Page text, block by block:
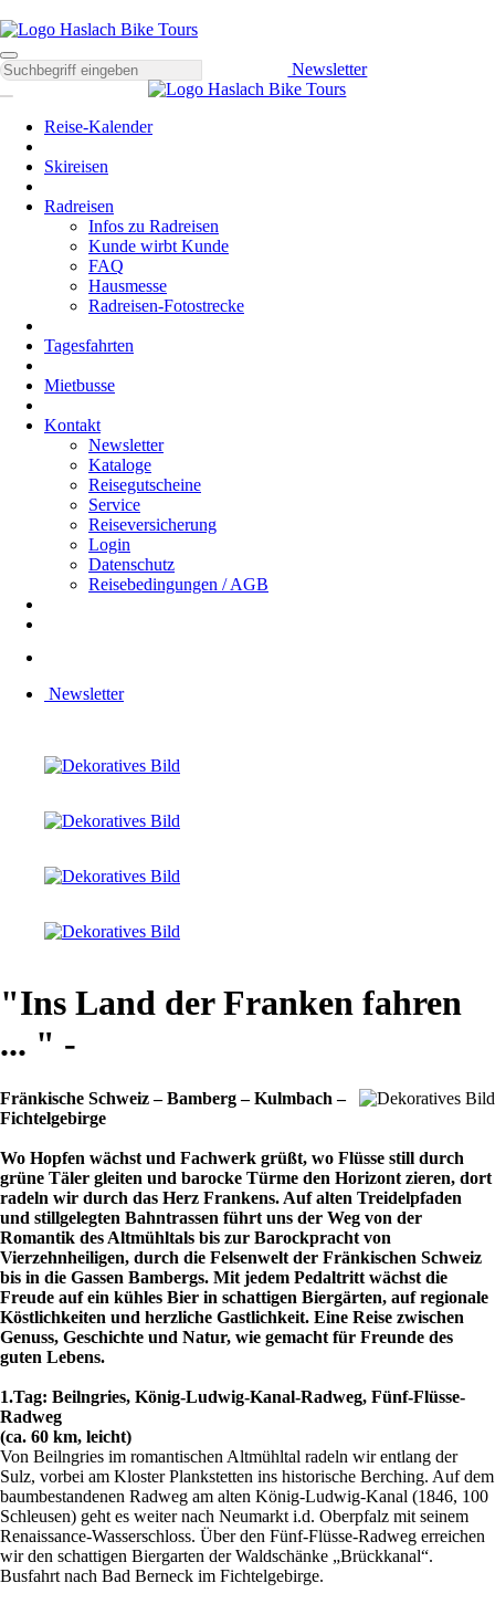
Newsletter
Reise-Kalender
Skireisen
Radreisen
Infos zu Radreisen
Kunde wirbt Kunde
FAQ
Hausmesse
Radreisen-Fotostrecke
Tagesfahrten
Mietbusse
Kontakt
Newsletter
Kataloge
Reisegutscheine
Service
Reiseversicherung
Login
Datenschutz
Reisebedingungen / AGB
Newsletter
"Ins Land der Franken fahren
... " -
Fränkische Schweiz – Bamberg – Kulmbach –
Fichtelgebirge
Wo Hopfen wächst und Fachwerk grüßt, wo Flüsse still durch
grüne Täler gleiten und barocke Türme den Horizont zieren, dort
radeln wir durch das Herz Frankens. Auf alten Treidelpfaden
und stillgelegten Bahntrassen führt uns der Weg von der
Romantik des Altmühltals bis zur Barockpracht von
Vierzehnheiligen, durch die Felsenwelt der Fränkischen Schweiz
bis in die Gassen Bambergs. Mit jedem Pedaltritt wächst die
Freude auf ein kühles Bier in schattigen Biergärten, auf regionale
Köstlichkeiten und herzliche Gastlichkeit. Eine Reise zwischen
Genuss, Geschichte und Natur, wie gemacht für Freunde des
guten Lebens.
1.Tag: Beilngries, König-Ludwig-Kanal-Radweg, Fünf-Flüsse-
Radweg
(ca. 60 km, leicht)
Von Beilngries im romantischen Altmühltal radeln wir entlang der
Sulz, vorbei am Kloster Plankstetten ins historische Berching. Auf dem
baumbestandenen Radweg am alten König-Ludwig-Kanal (1846, 100
Schleusen) geht es weiter nach Neumarkt i.d. Oberpfalz mit seinem
Renaissance-Wasserschloss. Über den Fünf-Flüsse-Radweg erreichen
wir den schattigen Biergarten der Waldschänke „Brückkanal“.
Busfahrt nach Bad Berneck im Fichtelgebirge.